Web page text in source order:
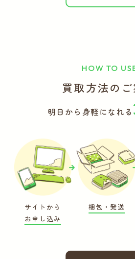
HOW TO
買取方法のご
明日から身軽になれる
サイトから
お申し込み
梱包・発送